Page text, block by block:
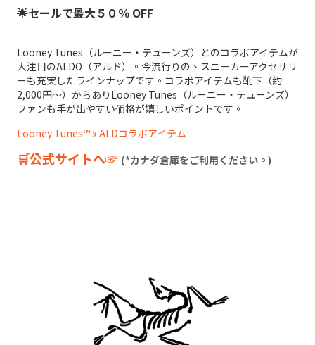
🌟セールで最大５０％ OFF
Looney Tunes（ルーニー・テューンズ）とのコラボアイテムが
大注目のALDO（アルド）。 今流行りの、スニーカーアクセサリ
ーも充実したラインナップです。コラボアイテムも靴下（約
2,000円〜）からあり Looney Tunes（ルーニー・テューンズ）
ファンも手が出やすい価格が嬉しいポイントです。
Looney Tunes™ x ALDコラボアイテム
🛒公式サイトへ☞ (*カナダ倉庫をご利用ください。)